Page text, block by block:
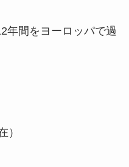
年間をヨーロッパで過
）